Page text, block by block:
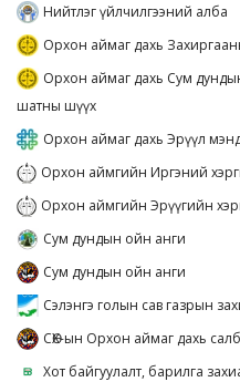
Нийтлэг үйлчилгээний алба
Орхон аймаг дахь
Орхон аймаг дахь Сум
шатны шүүх
Орхон аймаг дахь Эрүүл
Орхон аймгийн Иргэний
Орхон аймгийн Эрүүгийн
Сум дундын ойн анги
Сум дундын ойн анги
Сэлэнгэ голын сав газрын
СӨХ-ын Орхон аймаг дахь
Хот байгуулалт, барилга